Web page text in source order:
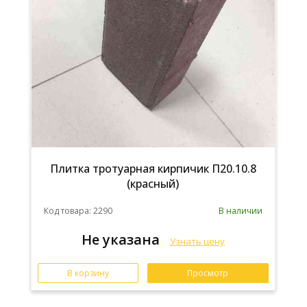
Плитка тротуарная кирпичик П20.10.8
(красный)
Код товара: 2290 В наличии
Не указана Узнать цену
В корзину Просмотр